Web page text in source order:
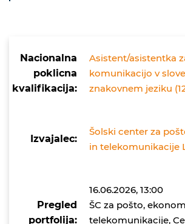
Nacionalna
poklicna
kvalifikacija:
Asistent/asistentka
komunikacijo v
znakovnem jeziku
Izvajalec:
Šolski center za
in telekomunikacije
Pregled
portfolija:
16.06.2026, 13:00
ŠC za pošto,
telekomunikacije,